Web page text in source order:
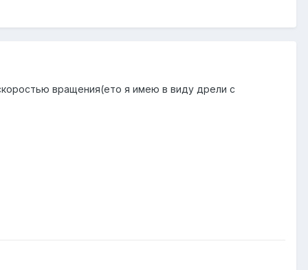
вращения(ето я имею в виду дрели с